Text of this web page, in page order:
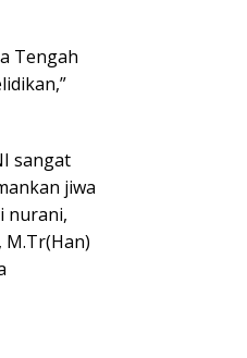
Tengah
sangat
jiwa
nurani,